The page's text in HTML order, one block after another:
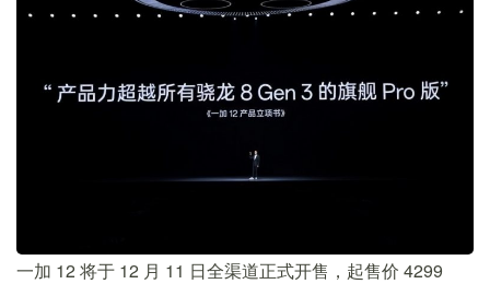
一加 12 将于 12 月 11 日全渠道正式开售，起售价 4299